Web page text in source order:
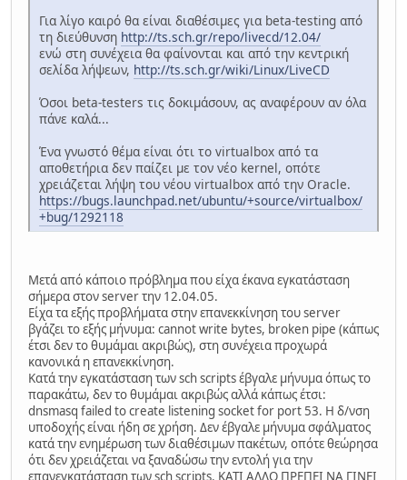
Για λίγο καιρό θα είναι διαθέσιμες για beta-testing από
τη διεύθυνση http://ts.sch.gr/repo/livecd/12.04/
ενώ στη συνέχεια θα φαίνονται και από την κεντρική
σελίδα λήψεων, http://ts.sch.gr/wiki/Linux/LiveCD
Όσοι beta-testers τις δοκιμάσουν, ας αναφέρουν αν όλα
πάνε καλά...
Ένα γνωστό θέμα είναι ότι το virtualbox από τα
αποθετήρια δεν παίζει με τον νέο kernel, οπότε
χρειάζεται λήψη του νέου virtualbox από την Oracle.
https://bugs.launchpad.net/ubuntu/+source/virtualbox/
+bug/1292118
Μετά από κάποιο πρόβλημα που είχα έκανα εγκατάσταση
σήμερα στον server την 12.04.05.
Είχα τα εξής προβλήματα στην επανεκκίνηση του server
βγάζει το εξής μήνυμα: cannot write bytes, broken pipe (κάπως
έτσι δεν το θυμάμαι ακριβώς), στη συνέχεια προχωρά
κανονικά η επανεκκίνηση.
Κατά την εγκατάσταση των sch scripts έβγαλε μήνυμα όπως το
παρακάτω, δεν το θυμάμαι ακριβώς αλλά κάπως έτσι:
dnsmasq failed to create listening socket for port 53. H δ/νση
υποδοχής είναι ήδη σε χρήση. Δεν έβγαλε μήνυμα σφάλματος
κατά την ενημέρωση των διαθέσιμων πακέτων, οπότε θεώρησα
ότι δεν χρειάζεται να ξαναδώσω την εντολή για την
επανεγκατάσταση των sch scripts. ΚΑΤΙ ΑΛΛΟ ΠΡΕΠΕΙ ΝΑ ΓΙΝΕΙ